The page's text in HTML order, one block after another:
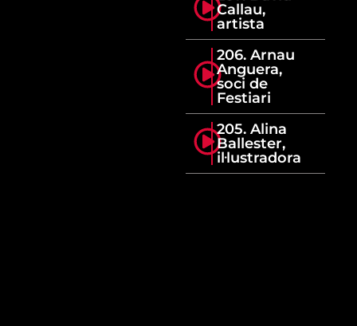
Callau,
artista
206. Arnau
Anguera,
soci de
Festiari
205. Alina
Ballester,
il·lustradora